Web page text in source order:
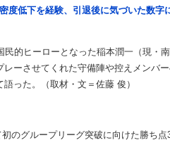
度低下を経験、引退後に気づいた数字
的ヒーローとなった稲本潤一（現・
ーさせてくれた守備陣や控えメンバ
った。（取材・文＝佐藤 俊）
グループリーグ突破に向けた勝ち点